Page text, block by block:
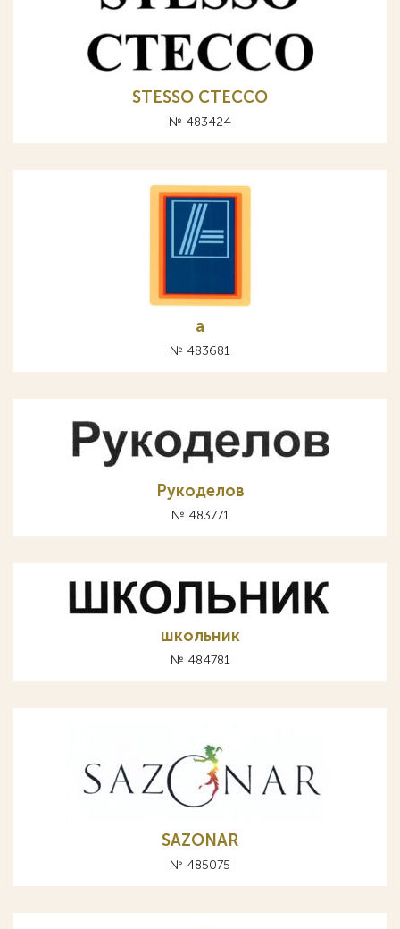
STESSO CTECCO
№ 483424
а
№ 483681
Рукоделов
№ 483771
школьник
№ 484781
SAZONAR
№ 485075